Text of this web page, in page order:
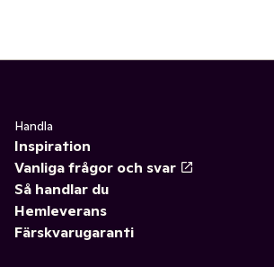
Handla
Inspiration
Vanliga frågor och svar
Så handlar du
Hemleverans
Färskvarugaranti